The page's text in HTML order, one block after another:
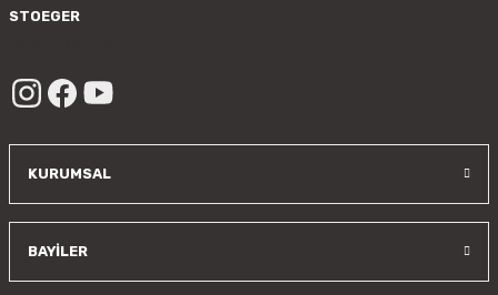
STOEGER
KURUMSAL
BAYİLER